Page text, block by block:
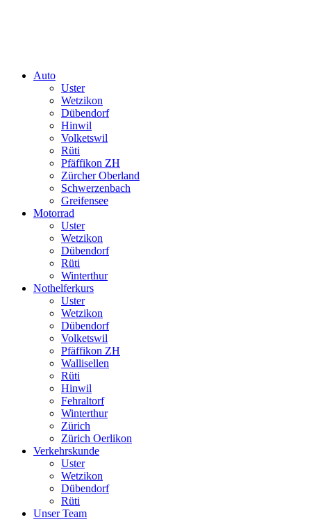
Auto
Uster
Wetzikon
Dübendorf
Hinwil
Volketswil
Rüti
Pfäffikon ZH
Zürcher Oberland
Schwerzenbach
Greifensee
Motorrad
Uster
Wetzikon
Dübendorf
Rüti
Winterthur
Nothelferkurs
Uster
Wetzikon
Dübendorf
Volketswil
Pfäffikon ZH
Wallisellen
Rüti
Hinwil
Fehraltorf
Winterthur
Zürich
Zürich Oerlikon
Verkehrskunde
Uster
Wetzikon
Dübendorf
Rüti
Unser Team